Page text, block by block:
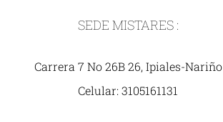
SEDE MISTARES :
Carrera 7 No 26B 26, Ipiales-Nariño
Celular: 3105161131